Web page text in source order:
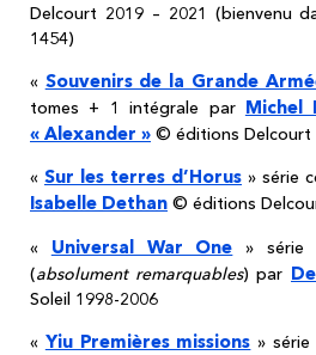
Delcourt 2019 – 2021 (bienvenu
1454)
« Souvenirs de la Grande
tomes + 1 intégrale par Michel
« Alexander » © éditions Delcourt
« Sur les terres d’Horus » série
Isabelle Dethan © éditions
« Universal War One » série
(absolument remarquables) par
Soleil 1998-2006
« Yiu Premières missions »